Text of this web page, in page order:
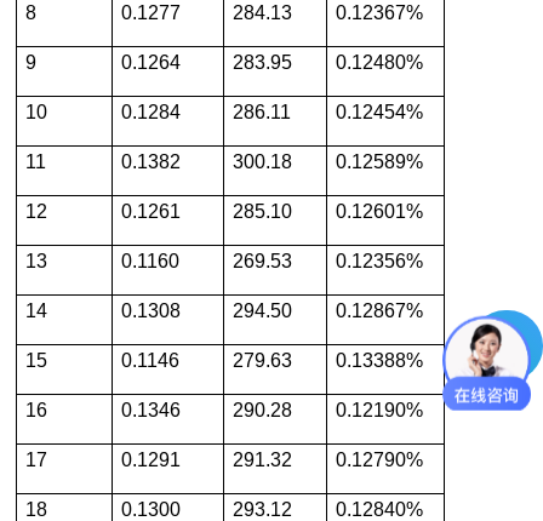
8 0.1277 284.13 0.12367%
9 0.1264 283.95 0.12480%
10 0.1284 286.11 0.12454%
11 0.1382 300.18 0.12589%
12 0.1261 285.10 0.12601%
13 0.1160 269.53 0.12356%
14 0.1308 294.50 0.12867%
15 0.1146 279.63 0.13388%
16 0.1346 290.28 0.12190%
17 0.1291 291.32 0.12790%
18 0.1300 293.12 0.12840%